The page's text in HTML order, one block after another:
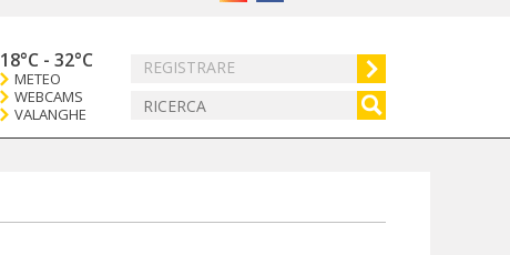
REGISTRARE
18°C - 32°C
METEO
WEBCAMS
VALANGHE